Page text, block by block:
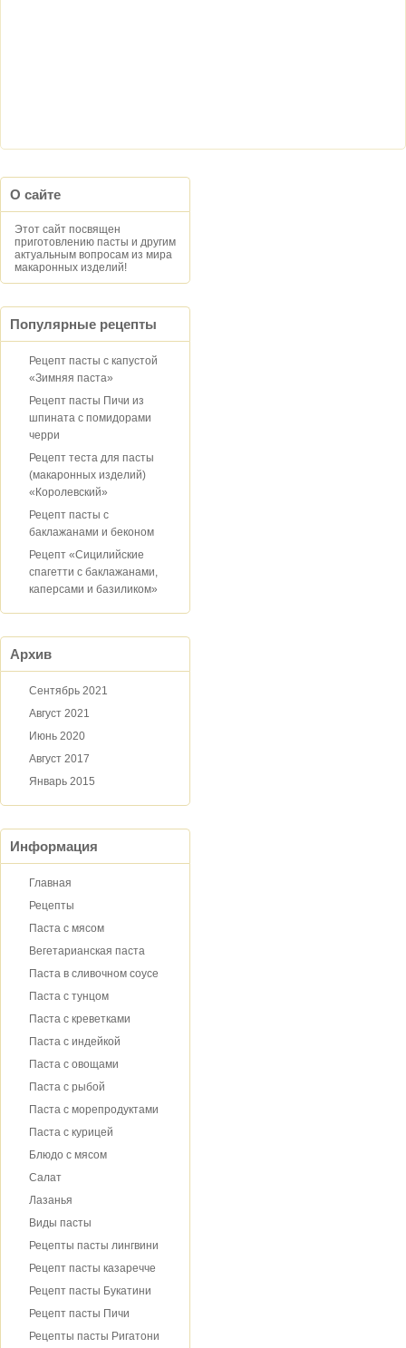
О сайте
Этот сайт посвящен
приготовлению пасты и другим
актуальным вопросам из мира
макаронных изделий!
Популярные рецепты
Рецепт пасты с капустой
«Зимняя паста»
Рецепт пасты Пичи из
шпината с помидорами
черри
Рецепт теста для пасты
(макаронных изделий)
«Королевский»
Рецепт пасты с
баклажанами и беконом
Рецепт «Сицилийские
спагетти с баклажанами,
каперсами и базиликом»
Архив
Сентябрь 2021
Август 2021
Июнь 2020
Август 2017
Январь 2015
Информация
Главная
Рецепты
Паста с мясом
Вегетарианская паста
Паста в сливочном соусе
Паста с тунцом
Паста с креветками
Паста с индейкой
Паста с овощами
Паста с рыбой
Паста с морепродуктами
Паста с курицей
Блюдо с мясом
Салат
Лазанья
Виды пасты
Рецепты пасты лингвини
Рецепт пасты казаречче
Рецепт пасты Букатини
Рецепт пасты Пичи
Рецепты пасты Ригатони